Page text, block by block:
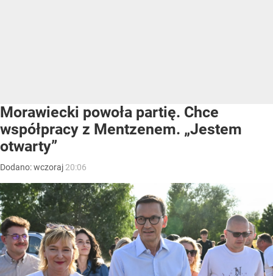
Morawiecki powoła partię. Chce
współpracy z Mentzenem. „Jestem
otwarty”
Dodano:wczoraj 20:06